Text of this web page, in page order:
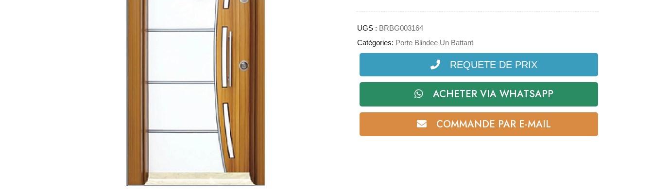
UGS : BRBG003164
Catégories: Porte Blindee Un Battant
REQUETE DE PRIX
ACHETER VIA WHATSAPP
COMMANDE PAR E-MAIL